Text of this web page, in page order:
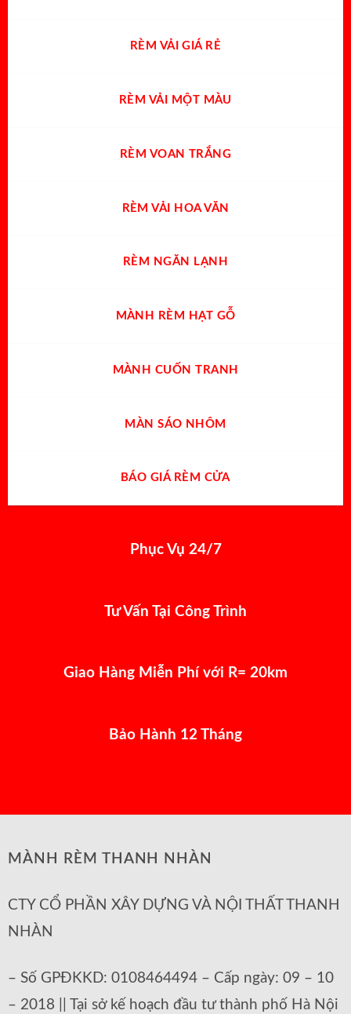
RÈM VẢI GIÁ RẺ
RÈM VẢI MỘT MÀU
RÈM VOAN TRẮNG
RÈM VẢI HOA VĂN
RÈM NGĂN LẠNH
MÀNH RÈM HẠT GỖ
MÀNH CUỐN TRANH
MÀN SÁO NHÔM
BÁO GIÁ RÈM CỬA
Phục Vụ 24/7
Tư Vấn Tại Công Trình
Giao Hàng Miễn Phí với R= 20km
Bảo Hành 12 Tháng
MÀNH RÈM THANH NHÀN
CTY CỔ PHẦN XÂY DỰNG VÀ NỘI THẤT THANH
NHÀN
– Số GPĐKKD: 0108464494 – Cấp ngày: 09 – 10
– 2018 || Tại sở kế hoạch đầu tư thành phố Hà Nội